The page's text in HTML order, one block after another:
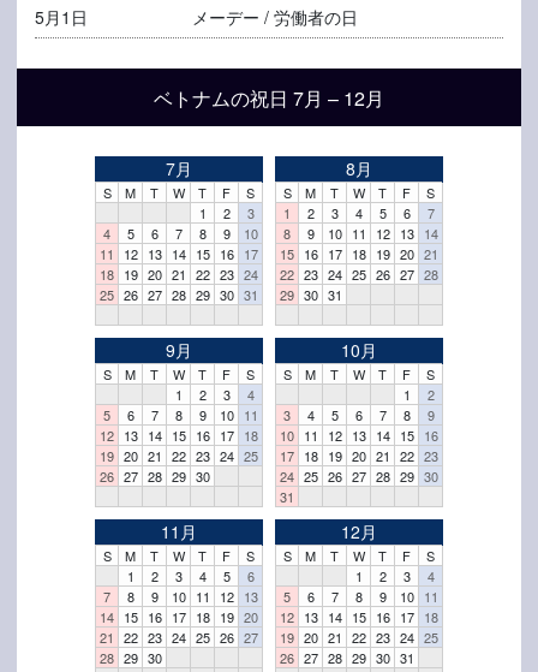
ベトナムの祝日 7月 – 12月
7月
S M T W T F
S
1
2
3
4
5 6 7 8 9
10
11
12 13 14 15 16 17
18 19 20 21 22 23 24
25 26 27 28 29 30 31
8月
S M T W T F
S
1
2 3 4 5 6
7
8
9 10 11 12 13 14
15 16 17 18 19 20 21
22 23 24 25 26 27 28
29 30 31
9月
S M T W T F
S
1
2 3
4
5
6 7 8 9 10 11
12 13 14 15 16 17 18
19 20 21 22 23 24 25
26 27 28 29 30
10月
S M T W T F
S
1
2
3
4 5 6 7 8
9
10 11 12 13 14 15 16
17 18 19 20 21 22 23
24 25 26 27 28 29 30
31
11月
S M T W T F
S
1
2 3 4 5
6
7
8 9 10 11 12 13
14 15 16 17 18 19 20
21
22 23 24 25 26 27
28 29 30
12月
S M T W T F
S
1
2 3
4
5
6 7 8 9 10 11
12 13 14 15 16 17 18
19 20 21 22 23 24 25
26 27 28 29 30 31
5月1日
メーデー / 労働者の日